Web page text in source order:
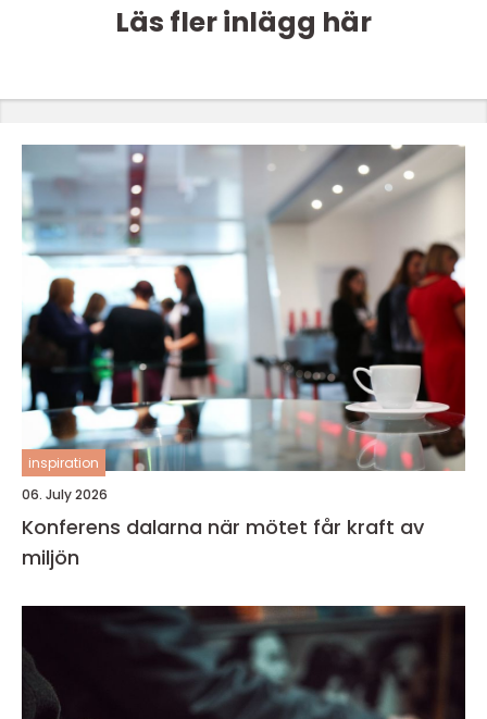
Läs fler inlägg här
inspiration
06. July 2026
Konferens dalarna när mötet får kraft av
miljön